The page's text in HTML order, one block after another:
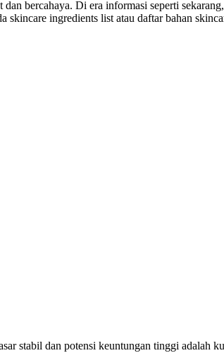
bercahaya. Di era informasi seperti
ingredients list atau daftar bahan
stabil dan potensi keuntungan tinggi adalah